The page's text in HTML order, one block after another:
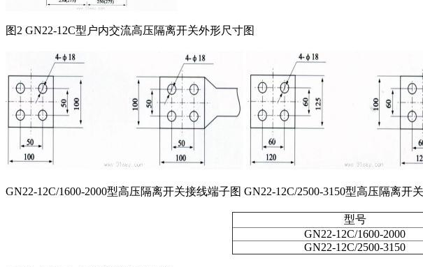
图2 GN22-12C型户内交流高压隔离开关外形尺寸图
GN22-12C/1600-2000型高压隔离开关接线端子图 GN22-12C/2500-3150型高压隔离开
型号
GN22-12C/1600-2000
GN22-12C/2500-3150